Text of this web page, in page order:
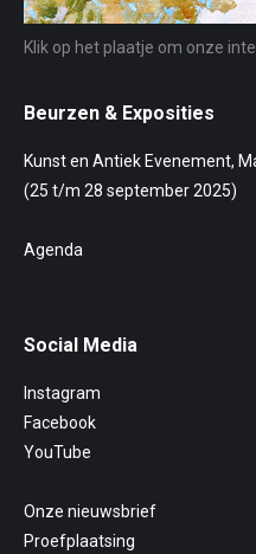
Klik op het plaatje om onze
Beurzen & Exposities
Kunst en Antiek Evenement,
(25 t/m 28 september 2025)
Agenda
Social Media
Instagram
Facebook
YouTube
Onze nieuwsbrief
Proefplaatsing